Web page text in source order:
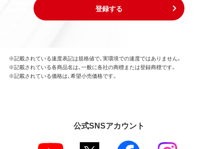
登録する
※記載されている速度表記は規格値で、実環境での速度ではありません。
※記載されている各商品名は、一般に各社の商標または登録商標です。
※記載されている価格は、希望小売価格です。
公式SNSアカウント